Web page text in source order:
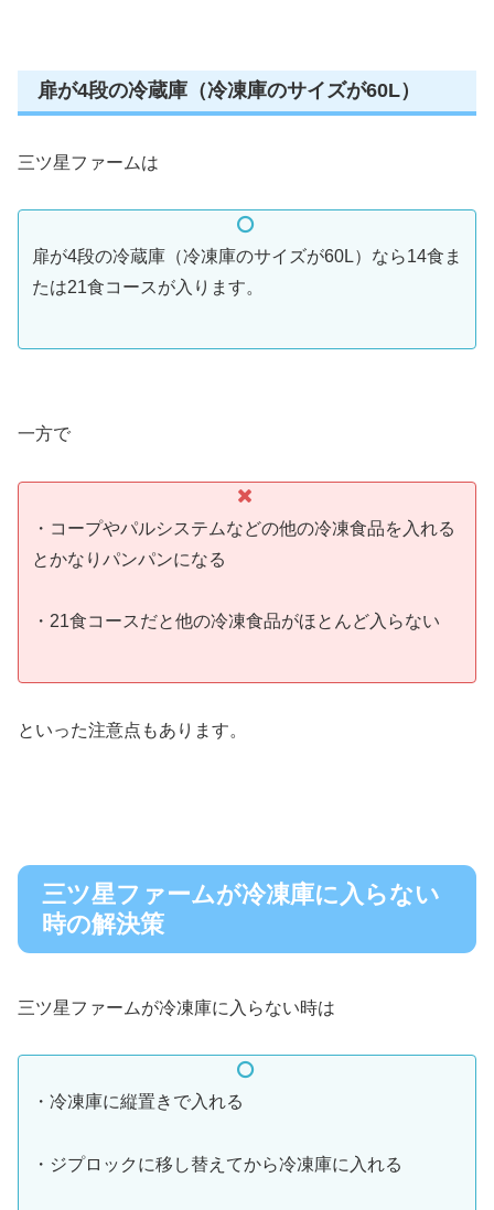
扉が4段の冷蔵庫（冷凍庫のサイズが60L）
三ツ星ファームは
扉が4段の冷蔵庫（冷凍庫のサイズが60L）なら14食ま
たは21食コースが入ります。
一方で
・コープやパルシステムなどの他の冷凍食品を入れる
とかなりパンパンになる
・21食コースだと他の冷凍食品がほとんど入らない
といった注意点もあります。
三ツ星ファームが冷凍庫に入らない
時の解決策
三ツ星ファームが冷凍庫に入らない時は
・冷凍庫に縦置きで入れる
・ジプロックに移し替えてから冷凍庫に入れる